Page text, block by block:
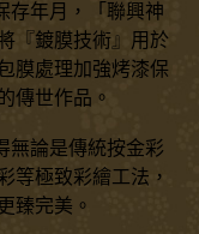
存年月，「聯興神
『鍍膜技術』用於
膜處理加強烤漆保
傳世作品。
無論是傳統按金彩
等極致彩繪工法，
臻完美。